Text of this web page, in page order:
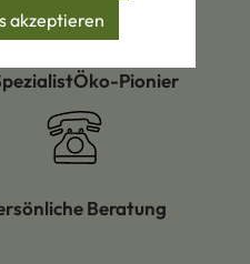
Öko-Pionier
Beratung
akzeptieren